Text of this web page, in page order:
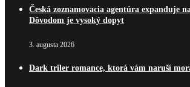
Česká zoznamovacia agentúra expanduje
Dôvodom je vysoký dopyt
3. augusta 2026
Dark triler romance, ktorá vám naruší